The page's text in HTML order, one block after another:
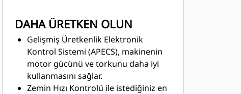
DAHA ÜRETKEN OLUN
Gelişmiş Üretkenlik Elektronik
Kontrol Sistemi (APECS), makinenin
motor gücünü ve torkunu daha iyi
kullanmasını sağlar.
Zemin Hızı Kontrolü ile istediğiniz en